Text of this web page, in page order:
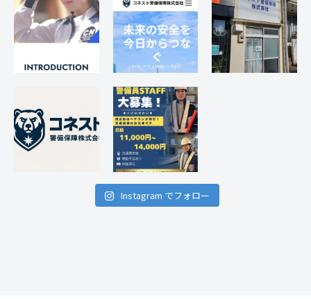
Instagram でフォロー